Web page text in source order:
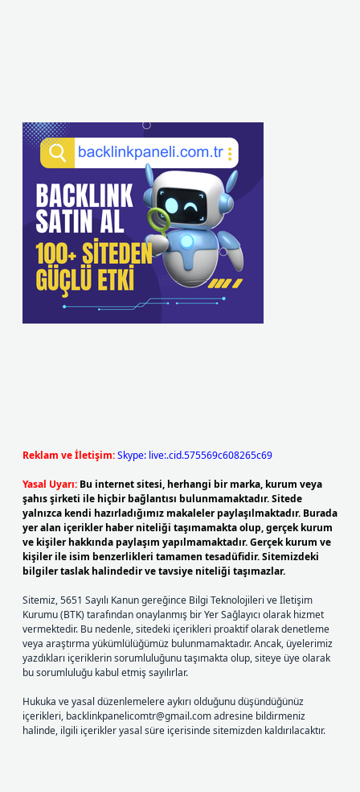
Reklam ve İletişim:Skype: live:.cid.575569c608265c69
Yasal Uyarı: Bu internet sitesi, herhangi bir marka, kurum veya
şahıs şirketi ile hiçbir bağlantısı bulunmamaktadır. Sitede
yalnızca kendi hazırladığımız makaleler paylaşılmaktadır. Burada
yer alan içerikler haber niteliği taşımamakta olup, gerçek kurum
ve kişiler hakkında paylaşım yapılmamaktadır. Gerçek kurum ve
kişiler ile isim benzerlikleri tamamen tesadüfidir. Sitemizdeki
bilgiler taslak halindedir ve tavsiye niteliği taşımazlar.
Sitemiz, 5651 Sayılı Kanun gereğince Bilgi Teknolojileri ve İletişim
Kurumu (BTK) tarafından onaylanmış bir Yer Sağlayıcı olarak hizmet
vermektedir. Bu nedenle, sitedeki içerikleri proaktif olarak denetleme
veya araştırma yükümlülüğümüz bulunmamaktadır. Ancak, üyelerimiz
yazdıkları içeriklerin sorumluluğunu taşımakta olup, siteye üye olarak
bu sorumluluğu kabul etmiş sayılırlar.
Hukuka ve yasal düzenlemelere aykırı olduğunu düşündüğünüz
içerikleri, backlinkpanelicomtr@gmail.comadresine bildirmeniz
halinde, ilgili içerikler yasal süre içerisinde sitemizden kaldırılacaktır.